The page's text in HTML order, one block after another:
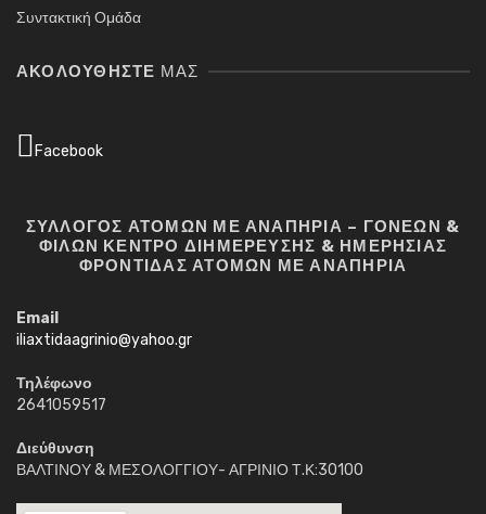
Συντακτική Ομάδα
ΑΚΟΛΟΥΘΉΣΤΕ ΜΑΣ
Facebook
ΣΥΛΛΟΓΟΣ ΑΤΟΜΩΝ ΜΕ ΑΝΑΠΗΡΙΑ – ΓΟΝΕΩΝ &
ΦΙΛΩΝ ΚΕΝΤΡΟ ΔΙΗΜΕΡΕΥΣΗΣ & ΗΜΕΡΗΣΙΑΣ
ΦΡΟΝΤΙΔΑΣ ΑΤΟΜΩΝ ΜΕ ΑΝΑΠΗΡΙΑ
Email
iliaxtidaagrinio@yahoo.gr
Τηλέφωνο
2641059517
Διεύθυνση
ΒΑΛΤΙΝΟΥ & ΜΕΣΟΛΟΓΓΙΟΥ- ΑΓΡΙΝΙΟ Τ.Κ:30100